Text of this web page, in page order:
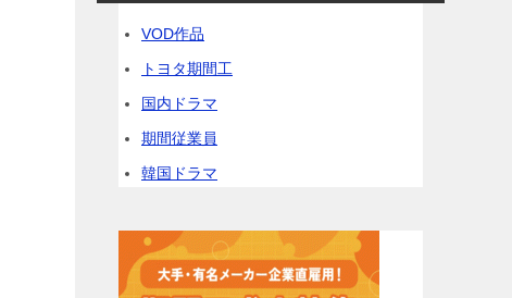
VOD作品
トヨタ期間工
国内ドラマ
期間従業員
韓国ドラマ